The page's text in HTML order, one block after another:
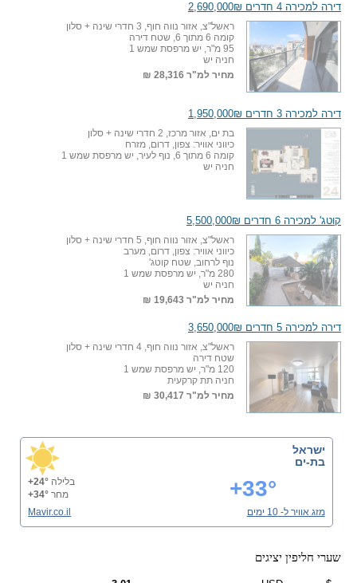
דירה למכירה 4 חדרים 2,690,000₪
ראשל"צ, אזור נווה חוף, 3 חדרי שינה + סלון
קומה 6 מתוך 6, שטח דירה
95 מ"ר, יש מרפסת שמש 1
חניה יש
מחיר למ"ר 28,316 ₪
דירה למכירה 3 חדרים 1,950,000₪
בת ים, אזור מרכז, 2 חדרי שינה + סלון
כיווני אוויר: צפון, דרום, מזרח
קומה 6 מתוך 6, נוף לעיר, יש מרפסת שמש 1
חניה יש
קוטג' למכירה 6 חדרים 5,500,000₪
ראשל"צ, אזור נווה חוף, 5 חדרי שינה + סלון
כיווני אוויר: צפון, דרום, מערב
נוף לרחוב, שטח קוטג'
280 מ"ר, יש מרפסת שמש 1
חניה יש
מחיר למ"ר 19,643 ₪
דירה למכירה 5 חדרים 3,650,000₪
ראשל"צ, אזור נווה חוף, 4 חדרי שינה + סלון
שטח דירה
120 מ"ר, יש מרפסת שמש 1
חניה תת קרקעית
מחיר למ"ר 30,417 ₪
ישראל
בת-ים
+33° בלילה +24°
מחר +34°
מזג אוויר ל- 10 ימים
Mavir.co.il
שערי חליפין יציגים